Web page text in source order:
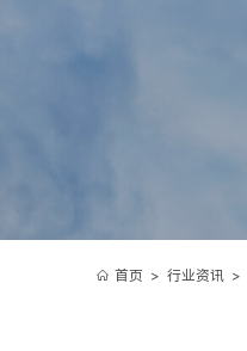
首页 > 行业资讯>